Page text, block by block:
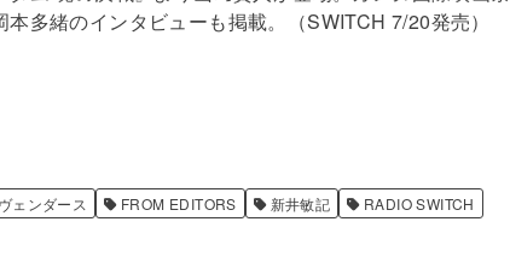
多緒のインタビューも掲載。（SWITCH 7/20発売）
ェンダース FROM EDITORS 新井敏記
RADIO SWITCH